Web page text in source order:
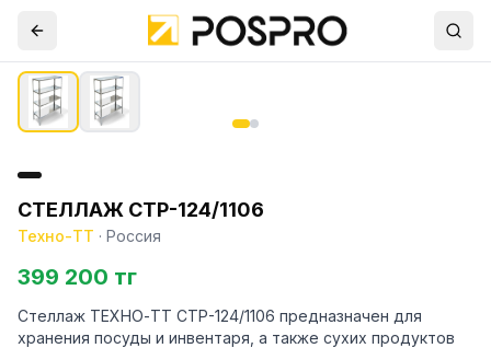
СТЕЛЛАЖ СТР-124/1106
Техно-ТТ · Россия
399 200 тг
Стеллаж ТЕХНО-ТТ СТР-124/1106 предназначен для
хранения посуды и инвентаря, а также сухих продуктов